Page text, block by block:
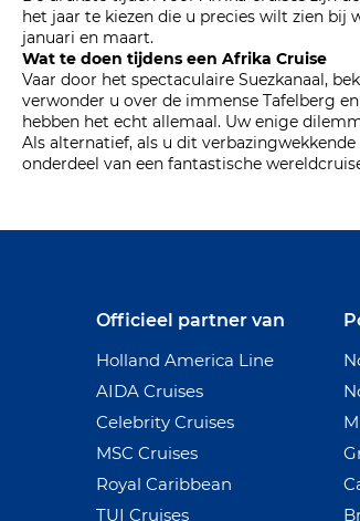
het jaar te kiezen die u precies wilt zien bij
januari en maart.
Wat te doen tijdens een Afrika Cruise
Vaar door het spectaculaire Suezkanaal,
verwonder u over de immense Tafelberg
hebben het echt allemaal. Uw enige
Als alternatief, als u dit
onderdeel van een fantastische
Officieel partner van
Holland America Line
AIDA Cruises
Celebrity Cruises
MSC Cruises
Royal Caribbean
TUI Cruises